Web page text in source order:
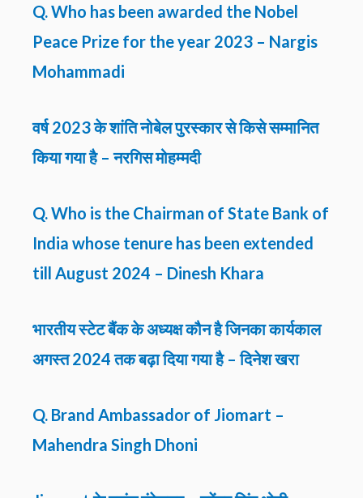
Q. Who has been awarded the Nobel
Peace Prize for the year 2023 – Nargis
Mohammadi
वर्ष 2023 के शांति नोबेल पुरस्कार से किसे सम्मानित
किया गया है – नरगिस मोहम्मदी
Q. Who is the Chairman of State Bank of
India whose tenure has been extended
till August 2024 – Dinesh Khara
भारतीय स्टेट बैंक के अध्यक्ष कौन है जिनका कार्यकाल
अगस्त 2024 तक बढ़ा दिया गया है – दिनेश खरा
Q. Brand Ambassador of Jiomart –
Mahendra Singh Dhoni